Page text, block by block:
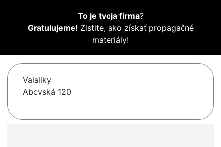
To je tvoja firma?
Gratulujeme! Zistite, ako získať propagačné
materiály!
Valaliky
Abovská 120